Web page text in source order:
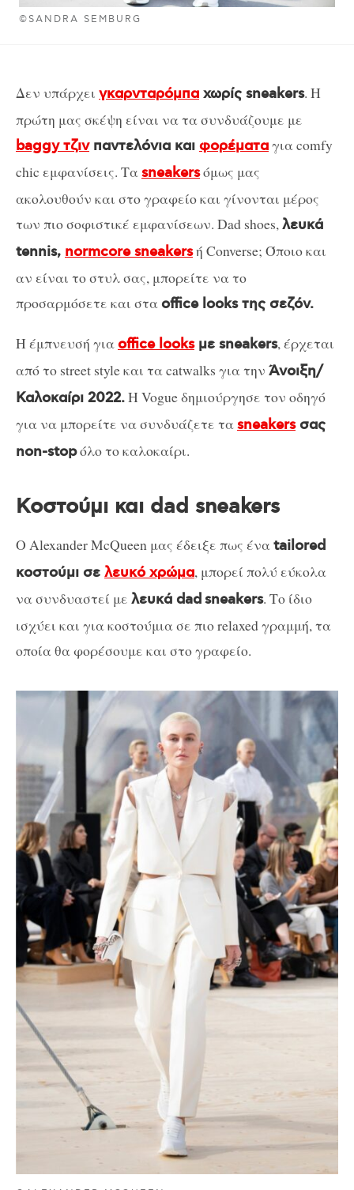
©SANDRA SEMBURG
Δεν υπάρχει γκαρνταρόμπα χωρίς sneakers. Η
πρώτη μας σκέψη είναι να τα συνδυάζουμε με
baggy τζινπαντελόνια και φορέματαγια comfy
chic εμφανίσεις. Ταsneakersόμως μας
ακολουθούν και στο γραφείο και γίνονται μέρος
των πιο σοφιστικέ εμφανίσεων. Dad shoes, λευκά
tennis, normcore sneakersή Converse; Όποιο και
αν είναι το στυλ σας, μπορείτε να το
προσαρμόσετε και σταoffice looks της σεζόν.
Η έμπνευσή γιαoffice looksμε sneakers, έρχεται
από το street style και τα catwalks για την Άνοιξη/
Καλοκαίρι 2022.Η Vogue δημιούργησε τον οδηγό
για να μπορείτε να συνδυάζετε ταsneakersσας
non-stopόλο το καλοκαίρι.
Κοστούμι και dad sneakers
O Alexander McQueen μας έδειξε πως έναtailored
κοστούμι σε λευκό χρώμα, μπορεί πολύ εύκολα
να συνδυαστεί με λευκά dadsneakers. Το ίδιο
ισχύει και για κοστούμια σε πιο relaxed γραμμή, τα
οποία θα φορέσουμε και στο γραφείο.